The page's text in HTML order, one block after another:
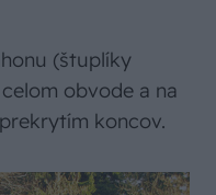
(štuplíky
obvode a na
koncov.